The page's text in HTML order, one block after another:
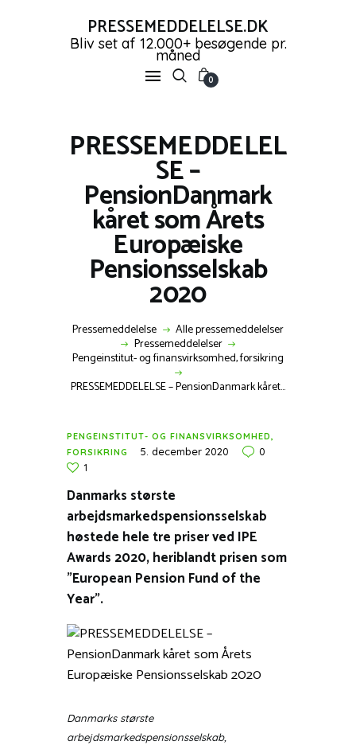
PRESSEMEDDELELSE.DK
Bliv set af 12.000+ besøgende pr.
måned
0
PRESSEMEDDELEL
SE –
PensionDanmark
kåret som Årets
Europæiske
Pensionsselskab
2020
Pressemeddelelse Alle pressemeddelelser
Pressemeddelelser
Pengeinstitut- og finansvirksomhed, forsikring
PRESSEMEDDELELSE – PensionDanmark kåret...
PRESSEMEDDELELSE.DK
Bliv set af 12.000+ besøgende pr. måned
FORSIDE
PRESSEMEDDELELSER
OPRET GRATIS KONTO
SHOP
NYHEDER
KONTAKT OS
LOG IND
PENGEINSTITUT- OG FINANSVIRKSOMHED,
FORSIKRING
5. december 2020
0
1
Danmarks største
arbejdsmarkedspensionsselskab
høstede hele tre priser ved IPE
Awards 2020, heriblandt prisen som
”European Pension Fund of the
Year”.
Danmarks største
arbejdsmarkedspensionsselskab,